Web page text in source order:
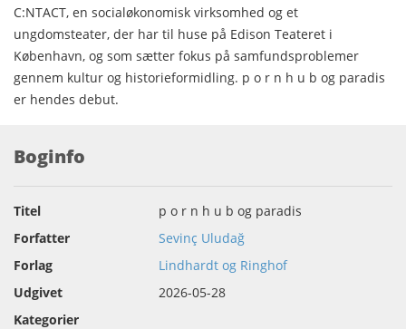
C:NTACT, en socialøkonomisk virksomhed og et
ungdomsteater, der har til huse på Edison Teateret i
København, og som sætter fokus på samfundsproblemer
gennem kultur og historieformidling. p o r n h u b og paradis
er hendes debut.
Boginfo
Titel
p o r n h u b og paradis
Forfatter
Sevinç Uludağ
Forlag
Lindhardt og Ringhof
Udgivet
2026-05-28
Kategorier